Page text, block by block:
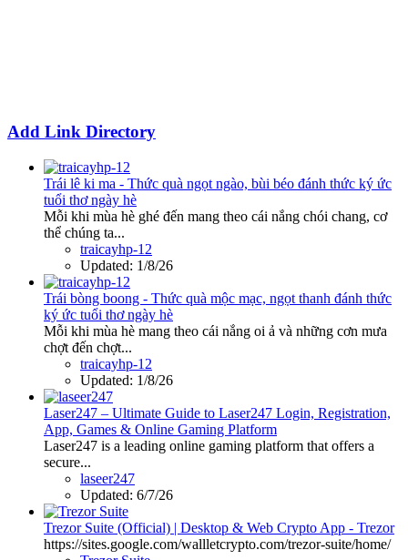
Add Link Directory
Trái lê ki ma - Thức quà ngọt ngào, bùi béo đánh thức ký ức
tuổi thơ ngày hè
Mỗi khi mùa hè ghé đến mang theo cái nắng chói chang, cơ
thể chúng ta...
traicayhp-12
Updated: 1/8/26
Trái bòng boong - Thức quà mộc mạc, ngọt thanh đánh thức
ký ức tuổi thơ ngày hè
Mỗi khi mùa hè mang theo cái nắng oi ả và những cơn mưa
chợt đến chợt...
traicayhp-12
Updated: 1/8/26
Laser247 – Ultimate Guide to Laser247 Login, Registration,
App, Games & Online Gaming Platform
Laser247 is a leading online gaming platform that offers a
secure...
laseer247
Updated: 6/7/26
Trezor Suite (Official) | Desktop & Web Crypto App - Trezor
https://sites.google.com/wallletcrypto.com/trezor-suite/home/